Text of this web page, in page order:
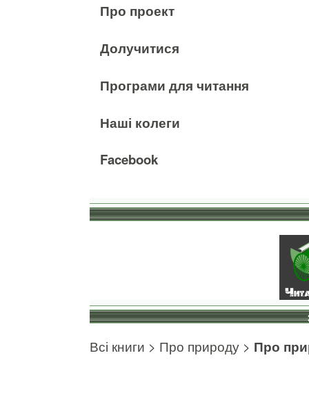
Про проект
Долучитися
Програми для читання
Наші колеги
Facebook
Всі книги > Про природу > Про